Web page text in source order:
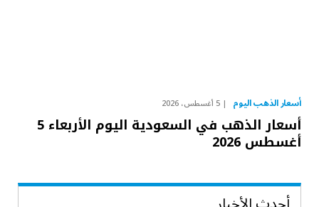
أسعار الذهب اليوم 5 أغسطس، 2026
أسعار الذهب في السعودية اليوم الأربعاء 5
أغسطس 2026